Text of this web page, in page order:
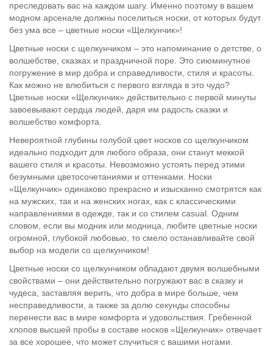
преследовать вас на каждом шагу. Именно поэтому в вашем
модном арсенале должны поселиться носки, от которых будут
без ума все – цветные носки «Щелкунчик»!
Цветные носки с щелкунчиком – это напоминание о детстве, о
волшебстве, сказках и праздничной поре. Это сиюминутное
погружение в мир добра и справедливости, стиля и красоты.
Как можно не влюбиться с первого взгляда в это чудо?
Цветные носки «Щелкунчик» действительно с первой минуты
завоевывают сердца людей, даря им радость сказки и
волшебство комфорта.
Невероятной глубины голубой цвет носков со щелкунчиком
идеально подходит для любого образа, они станут меккой
вашего стиля и красоты. Невозможно устоять перед этими
безумными цветосочетаниями и оттенками. Носки
«Щелкунчик» одинаково прекрасно и изысканно смотрятся как
на мужских, так и на женских ногах, как с классическими
направлениями в одежде, так и со стилем casual. Одним
словом, если вы модник или модница, любите цветные носки
огромной, глубокой любовью, то смело останавливайте свой
выбор на модели со щелкунчиком!
Цветные носки со щелкунчиком обладают двумя волшебными
свойствами – они действительно погружают вас в сказку и
чудеса, заставляя верить, что добра в мире больше, чем
несправедливости, а также за долю секунды способны
перенести вас в мире комфорта и удовольствия. Гребенной
хлопов высшей пробы в составе носков «Щелкунчик» отвечает
за все хорошее, что может случиться с вашими ногами.